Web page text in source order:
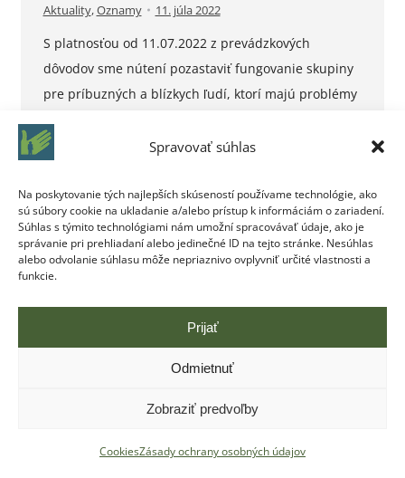
Spravovať súhlas
Na poskytovanie tých najlepších skúseností používame technológie, ako
sú súbory cookie na ukladanie a/alebo prístup k informáciám o zariadení.
Súhlas s týmito technológiami nám umožní spracovávať údaje, ako je
správanie pri prehliadaní alebo jedinečné ID na tejto stránke. Nesúhlas
alebo odvolanie súhlasu môže nepriaznivo ovplyvniť určité vlastnosti a
funkcie.
Prijať
Odmietnuť
Zobraziť predvoľby
CookiesZásady ochrany osobných údajov
Aktuality,Oznamy 11. júla 2022
S platnosťou od 11.07.2022 z prevádzkových
dôvodov sme nútení pozastaviť fungovanie skupiny
pre príbuzných a blízkych ľudí, ktorí majú problémy
možnosť využiť telefonickú linku pomoci pre
číslo: 02/ 53 41 74 64.
Copyright © Centrum pre liečbu drogových závislostí Bratislava |